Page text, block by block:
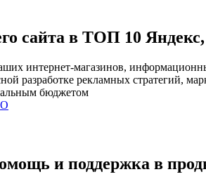
сайта в ТОП 10 Яндекс,
интернет-магазинов,
разработке рекламных стратегий,
бюджетом
и поддержка в